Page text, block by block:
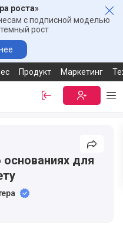
роста»
с подписной моделью
рост
Продукт Маркетинг
Войти
для